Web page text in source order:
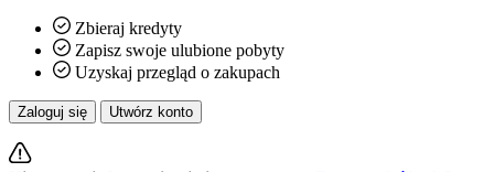
Zbieraj kredyty
Zapisz swoje ulubione pobyty
Uzyskaj przegląd o zakupach
Zaloguj się Utwórz konto